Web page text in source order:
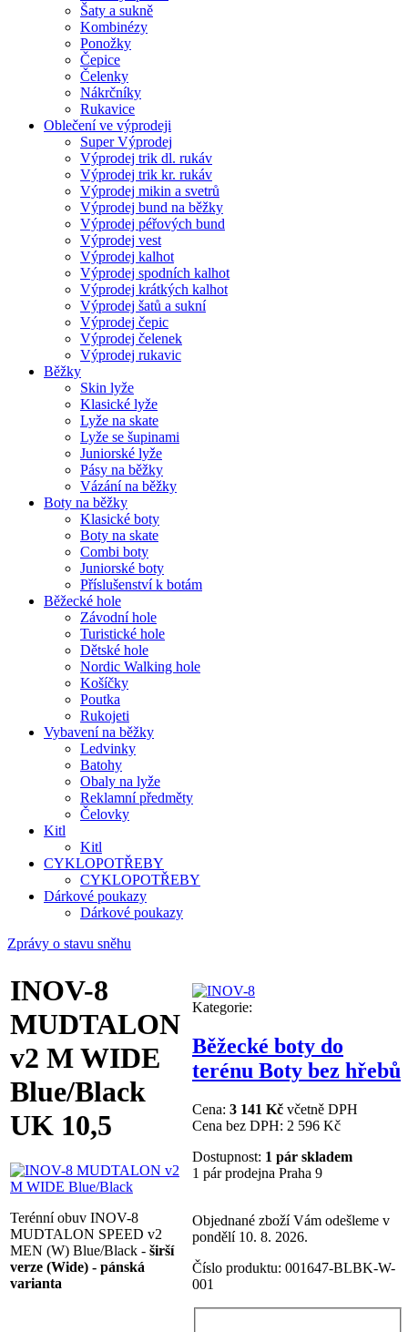
Šaty a sukně
Kombinézy
Ponožky
Čepice
Čelenky
Nákrčníky
Rukavice
Oblečení ve výprodeji
Super Výprodej
Výprodej trik dl. rukáv
Výprodej trik kr. rukáv
Výprodej mikin a svetrů
Výprodej bund na běžky
Výprodej péřových bund
Výprodej vest
Výprodej kalhot
Výprodej spodních kalhot
Výprodej krátkých kalhot
Výprodej šatů a sukní
Výprodej čepic
Výprodej čelenek
Výprodej rukavic
Běžky
Skin lyže
Klasické lyže
Lyže na skate
Lyže se šupinami
Juniorské lyže
Pásy na běžky
Vázání na běžky
Boty na běžky
Klasické boty
Boty na skate
Combi boty
Juniorské boty
Příslušenství k botám
Běžecké hole
Závodní hole
Turistické hole
Dětské hole
Nordic Walking hole
Košíčky
Poutka
Rukojeti
Vybavení na běžky
Ledvinky
Batohy
Obaly na lyže
Reklamní předměty
Čelovky
Kitl
Kitl
CYKLOPOTŘEBY
CYKLOPOTŘEBY
Dárkové poukazy
Dárkové poukazy
Zprávy o stavu sněhu
INOV-8
MUDTALON
v2 M WIDE
Blue/Black
UK 10,5
Terénní obuv INOV-8
MUDTALON SPEED v2
MEN (W) Blue/Black - širší
verze (Wide) - pánská
varianta
Kategorie:
Běžecké boty do
terénu Boty bez hřebů
Cena: 3 141 Kč včetně DPH
Cena bez DPH: 2 596 Kč
Dostupnost: 1 pár skladem
1 pár prodejna Praha 9
Objednané zboží Vám odešleme v
pondělí 10. 8. 2026.
Číslo produktu: 001647-BLBK-W-
001